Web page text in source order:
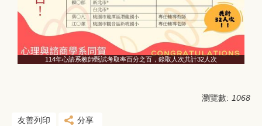
114年心諮系教師甄試考取率百分之百，錄取人次共計32人次
瀏覽數: 1068
友善列印 分享